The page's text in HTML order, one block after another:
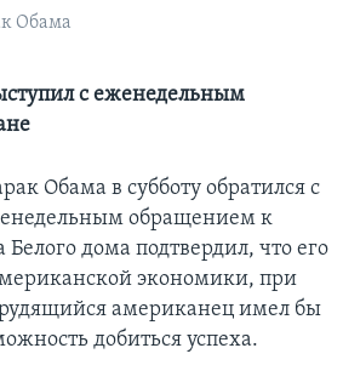
Обама
с еженедельным
Обама в субботу обратился с
обращением к
Белого дома подтвердил, что его
экономики, при
американец имел бы
добиться успеха.